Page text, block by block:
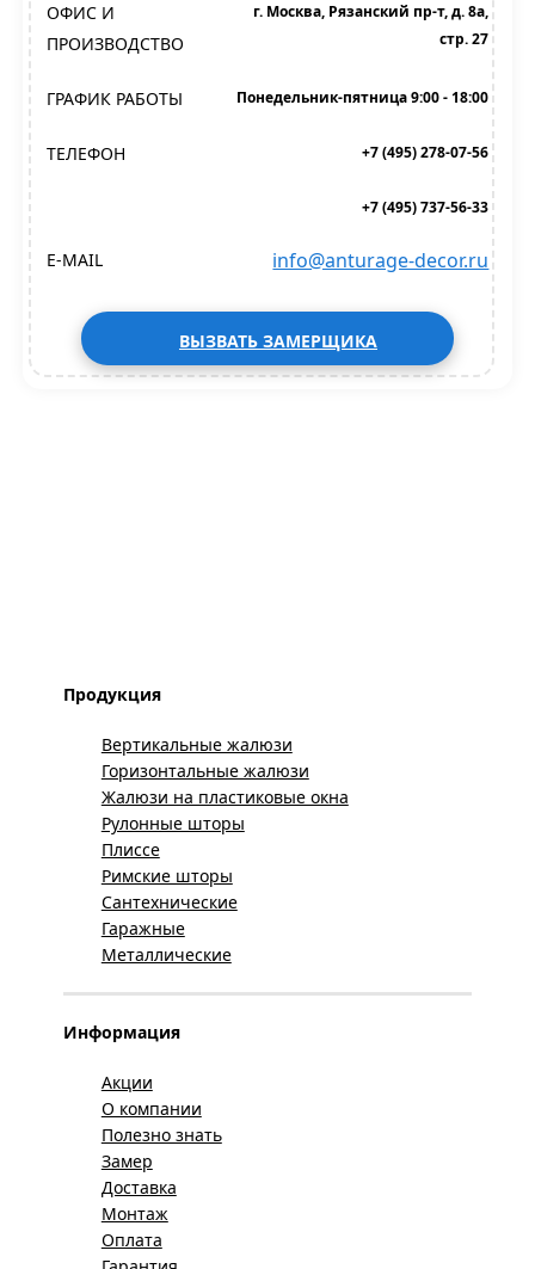
ОФИС И
ПРОИЗВОДСТВО
г. Москва, Рязанский пр-т, д. 8а,
стр. 27
ГРАФИК РАБОТЫ Понедельник-пятница 9:00 - 18:00
ТЕЛЕФОН +7 (495) 278-07-56
+7 (495) 737-56-33
E-MAIL info@anturage-decor.ru
ВЫЗВАТЬ ЗАМЕРЩИКА
Продукция
Вертикальные жалюзи
Горизонтальные жалюзи
Жалюзи на пластиковые окна
Рулонные шторы
Плиссе
Римские шторы
Сантехнические
Гаражные
Металлические
Информация
Акции
О компании
Полезно знать
Замер
Доставка
Монтаж
Оплата